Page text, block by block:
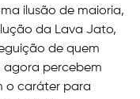
ilusão de maioria,
da Lava Jato,
de quem
agora percebem
o caráter para